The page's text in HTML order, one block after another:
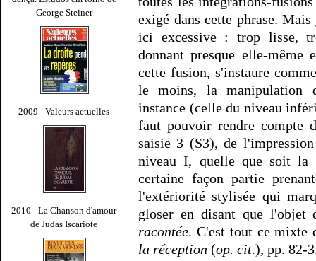
George Steiner
2009 - Valeurs actuelles
2010 - La Chanson d'amour
de Judas Iscariote
exigé dans cette phrase.
ici excessive : trop lisse,
donnant presque elle-
cette fusion, s'instaure
le moins, la manipulation
instance (celle du niveau
faut pouvoir rendre compte
saisie 3 (S3), de
niveau I, quelle que soit la
certaine façon partie
l'extériorité stylisée qui
gloser en disant que
racontée. C'est tout ce
la réception (op. cit.), pp. 82-